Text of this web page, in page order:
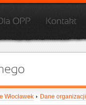
Włocławek Dane organizacji